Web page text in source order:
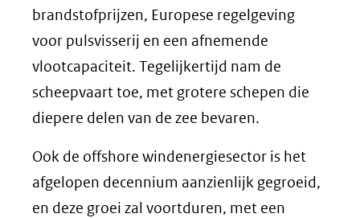
brandstofprijzen, Europese regelgeving
voor pulsvisserij en een afnemende
vlootcapaciteit. Tegelijkertijd nam de
scheepvaart toe, met grotere schepen die
diepere delen van de zee bevaren.
Ook de offshore windenergiesector is het
afgelopen decennium aanzienlijk gegroeid,
en deze groei zal voortduren, met een